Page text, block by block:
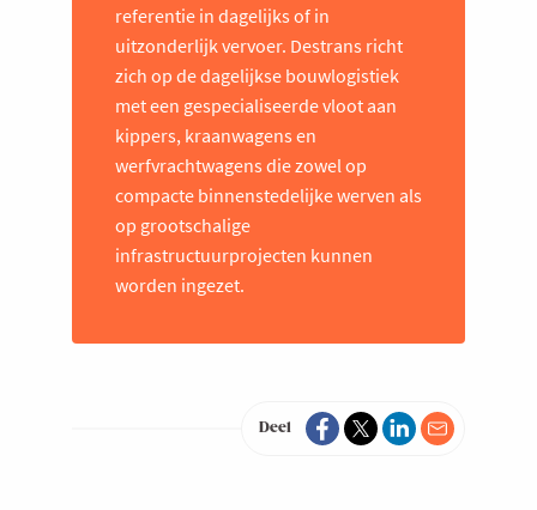
referentie in dagelijks of in
uitzonderlijk vervoer. Destrans richt
zich op de dagelijkse bouwlogistiek
met een gespecialiseerde vloot aan
kippers, kraanwagens en
werfvrachtwagens die zowel op
compacte binnenstedelijke werven als
op grootschalige
infrastructuurprojecten kunnen
worden ingezet.
Deel